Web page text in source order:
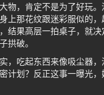
物，肯定不是为了好玩
上那花纹跟迷彩服似的
结果高层一拍桌子，就
拱破。
，吃起东西来像吸尘器
计划？反正这事一曝光，